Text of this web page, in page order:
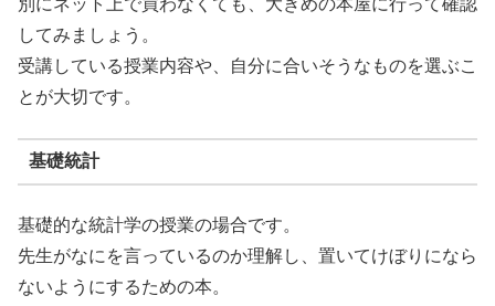
別にネット上で買わなくても、大きめの本屋に行って確認
してみましょう。
受講している授業内容や、自分に合いそうなものを選ぶこ
とが大切です。
基礎統計
基礎的な統計学の授業の場合です。
先生がなにを言っているのか理解し、置いてけぼりになら
ないようにするための本。